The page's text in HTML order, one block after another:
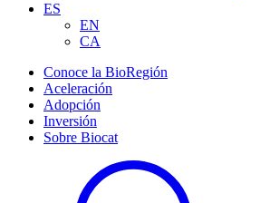
ES
EN
CA
Conoce la BioRegión
Aceleración
Adopción
Inversión
Sobre Biocat